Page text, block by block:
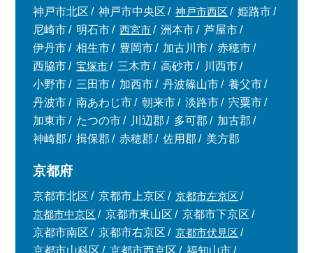
神戸市北区
神戸市中央区 神戸市西区
姫路市
尼崎市
明石市 西宮市 洲本市
芦屋市
伊丹市
相生市 豊岡市 加古川市
赤穂市
西脇市
宝塚市 三木市 高砂市
川西市
小野市
三田市 加西市 丹波篠山市
養父市
丹波市
南あわじ市 朝来市 淡路市
宍粟市
加東市
たつの市 川辺郡 多可郡
加古郡
神崎郡
揖保郡 赤穂郡 佐用郡 美方郡
京都府
京都市北区 京都市上京区
京都市左京区
京都市中京区
京都市東山区
京都市下京区
京都市南区
京都市右京区
京都市伏見区
京都市山科区
京都市西京区
福知山市